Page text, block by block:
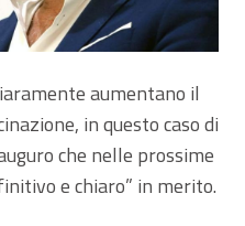
aumentano il
in questo caso di
che nelle prossime
e chiaro” in merito.